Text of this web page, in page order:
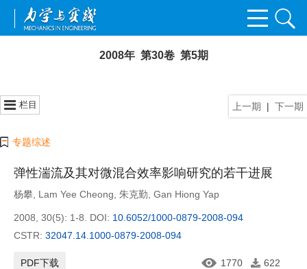
2008年 第30卷 第5期
上一期 | 下一期
栏目
专题综述
弹性湍流及其对微混合效率影响研究的若干进展
杨攀 Lam Yee Cheong 朱克勤 Gan Hiong Yap
2008, 30(5): 1-8. DOI: 10.6052/1000-0879-2008-094
CSTR: 32047.14.1000-0879-2008-094
PDF下载 1770 622